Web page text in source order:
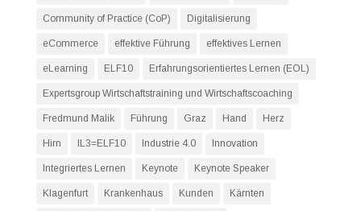
Community of Practice (CoP) Digitalisierung
eCommerce effektive Führung effektives Lernen
eLearning ELF10 Erfahrungsorientiertes Lernen (EOL)
Expertsgroup Wirtschaftstraining und Wirtschaftscoaching
Fredmund Malik Führung Graz Hand Herz
Hirn IL3=ELF10 Industrie 4.0 Innovation
Integriertes Lernen Keynote Keynote Speaker
Klagenfurt Krankenhaus Kunden Kärnten